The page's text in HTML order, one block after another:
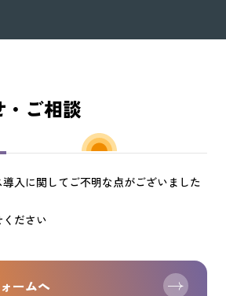
ご相談
入に関してご不明な点がございました
ださい
ームへ